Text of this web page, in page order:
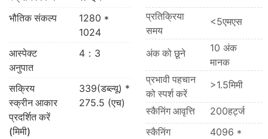
भौतिक संकल्प
1280 *
1024
आस्पेक्ट
अनुपात
4：3
सक्रिय
स्क्रीन आकार
प्रदर्शित करें
(मिमी)
339(डब्ल्यू) *
275.5 (एच)
प्रतिक्रिया
समय
<5एमएस
अंक को छूने
10 अंक
मानक
प्रभावी पहचान
को स्पर्श करें
>1.5मिमी
स्कैनिंग आवृत्ति
200हर्ट्ज
स्कैनिंग
4096 *